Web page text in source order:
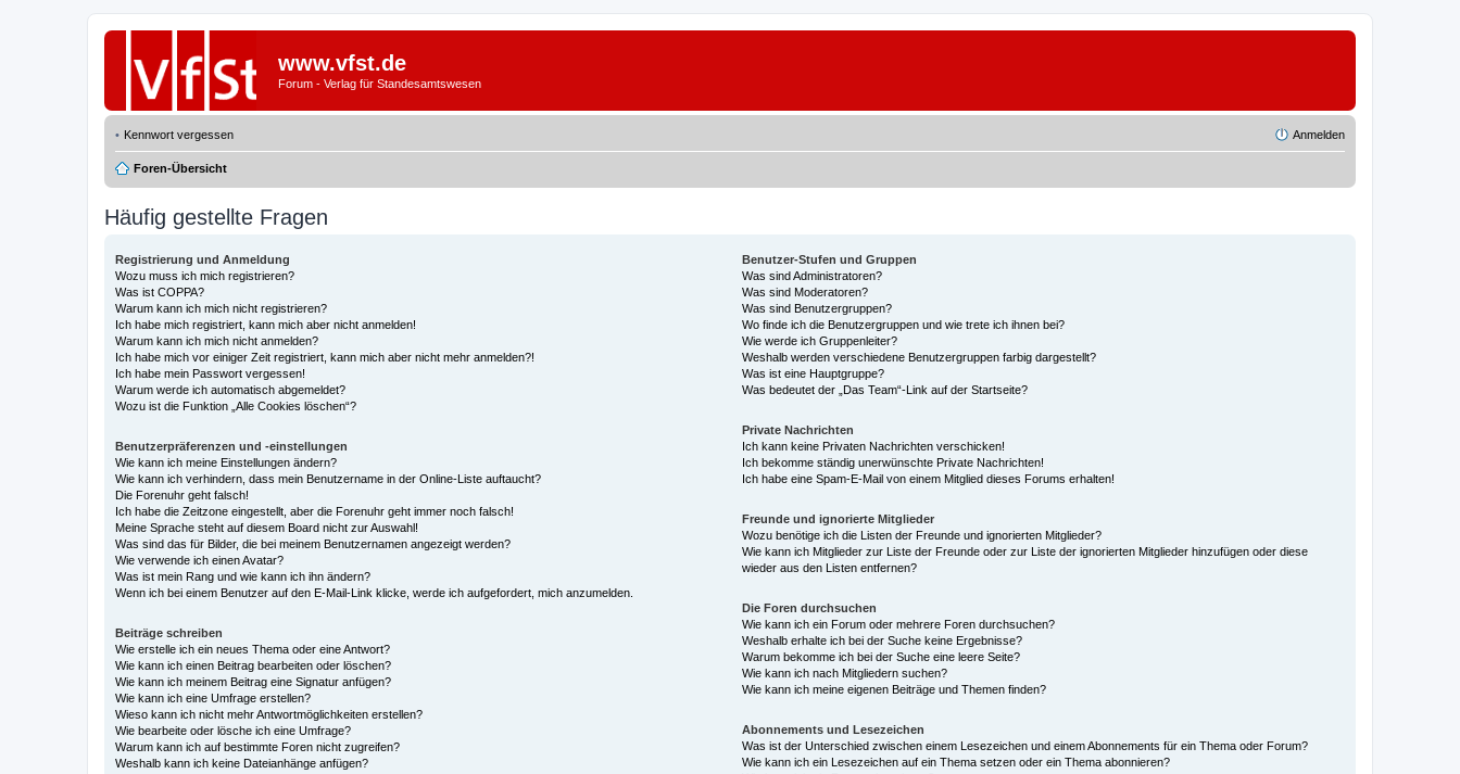
www.vfst.de
Forum - Verlag für Standesamtswesen
Kennwort vergessen Anmelden
Foren-Übersicht
Häufig gestellte Fragen
Registrierung und Anmeldung
Wozu muss ich mich registrieren?
Was ist COPPA?
Warum kann ich mich nicht registrieren?
Ich habe mich registriert, kann mich aber nicht anmelden!
Warum kann ich mich nicht anmelden?
Ich habe mich vor einiger Zeit registriert, kann mich aber nicht mehr anmelden?!
Ich habe mein Passwort vergessen!
Warum werde ich automatisch abgemeldet?
Wozu ist die Funktion „Alle Cookies löschen“?
Benutzerpräferenzen und -einstellungen
Wie kann ich meine Einstellungen ändern?
Wie kann ich verhindern, dass mein Benutzername in der Online-Liste auftaucht?
Die Forenuhr geht falsch!
Ich habe die Zeitzone eingestellt, aber die Forenuhr geht immer noch falsch!
Meine Sprache steht auf diesem Board nicht zur Auswahl!
Was sind das für Bilder, die bei meinem Benutzernamen angezeigt werden?
Wie verwende ich einen Avatar?
Was ist mein Rang und wie kann ich ihn ändern?
Wenn ich bei einem Benutzer auf den E-Mail-Link klicke, werde ich aufgefordert, mich anzumelden.
Beiträge schreiben
Wie erstelle ich ein neues Thema oder eine Antwort?
Wie kann ich einen Beitrag bearbeiten oder löschen?
Wie kann ich meinem Beitrag eine Signatur anfügen?
Wie kann ich eine Umfrage erstellen?
Wieso kann ich nicht mehr Antwortmöglichkeiten erstellen?
Wie bearbeite oder lösche ich eine Umfrage?
Warum kann ich auf bestimmte Foren nicht zugreifen?
Weshalb kann ich keine Dateianhänge anfügen?
Benutzer-Stufen und Gruppen
Was sind Administratoren?
Was sind Moderatoren?
Was sind Benutzergruppen?
Wo finde ich die Benutzergruppen und wie trete ich ihnen bei?
Wie werde ich Gruppenleiter?
Weshalb werden verschiedene Benutzergruppen farbig dargestellt?
Was ist eine Hauptgruppe?
Was bedeutet der „Das Team“-Link auf der Startseite?
Private Nachrichten
Ich kann keine Privaten Nachrichten verschicken!
Ich bekomme ständig unerwünschte Private Nachrichten!
Ich habe eine Spam-E-Mail von einem Mitglied dieses Forums erhalten!
Freunde und ignorierte Mitglieder
Wozu benötige ich die Listen der Freunde und ignorierten Mitglieder?
Wie kann ich Mitglieder zur Liste der Freunde oder zur Liste der ignorierten Mitglieder hinzufügen oder diese
wieder aus den Listen entfernen?
Die Foren durchsuchen
Wie kann ich ein Forum oder mehrere Foren durchsuchen?
Weshalb erhalte ich bei der Suche keine Ergebnisse?
Warum bekomme ich bei der Suche eine leere Seite?
Wie kann ich nach Mitgliedern suchen?
Wie kann ich meine eigenen Beiträge und Themen finden?
Abonnements und Lesezeichen
Was ist der Unterschied zwischen einem Lesezeichen und einem Abonnements für ein Thema oder Forum?
Wie kann ich ein Lesezeichen auf ein Thema setzen oder ein Thema abonnieren?